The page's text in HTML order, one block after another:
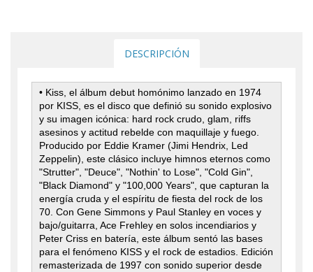
DESCRIPCIÓN
• Kiss, el álbum debut homónimo lanzado en 1974
por KISS, es el disco que definió su sonido explosivo
y su imagen icónica: hard rock crudo, glam, riffs
asesinos y actitud rebelde con maquillaje y fuego.
Producido por Eddie Kramer (Jimi Hendrix, Led
Zeppelin), este clásico incluye himnos eternos como
"Strutter", "Deuce", "Nothin' to Lose", "Cold Gin",
"Black Diamond" y "100,000 Years", que capturan la
energía cruda y el espíritu de fiesta del rock de los
70. Con Gene Simmons y Paul Stanley en voces y
bajo/guitarra, Ace Frehley en solos incendiarios y
Peter Criss en batería, este álbum sentó las bases
para el fenómeno KISS y el rock de estadios. Edición
remasterizada de 1997 con sonido superior desde